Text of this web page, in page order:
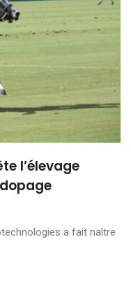
l’élevage
a fait naître